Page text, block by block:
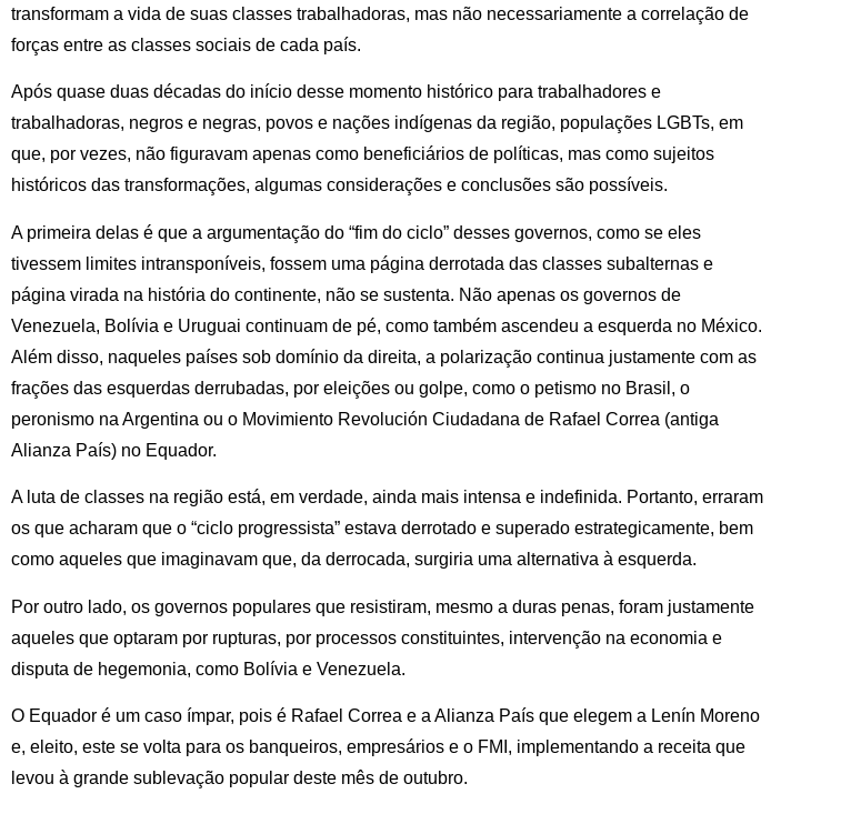
transformam a vida de suas classes trabalhadoras, mas não necessariamente a correlação de
forças entre as classes sociais de cada país.
Após quase duas décadas do início desse momento histórico para trabalhadores e
trabalhadoras, negros e negras, povos e nações indígenas da região, populações LGBTs, em
que, por vezes, não figuravam apenas como beneficiários de políticas, mas como sujeitos
históricos das transformações, algumas considerações e conclusões são possíveis.
A primeira delas é que a argumentação do “fim do ciclo” desses governos, como se eles
tivessem limites intransponíveis, fossem uma página derrotada das classes subalternas e
página virada na história do continente, não se sustenta. Não apenas os governos de
Venezuela, Bolívia e Uruguai continuam de pé, como também ascendeu a esquerda no México.
Além disso, naqueles países sob domínio da direita, a polarização continua justamente com as
frações das esquerdas derrubadas, por eleições ou golpe, como o petismo no Brasil, o
peronismo na Argentina ou o Movimiento Revolución Ciudadana de Rafael Correa (antiga
Alianza País) no Equador.
A luta de classes na região está, em verdade, ainda mais intensa e indefinida. Portanto, erraram
os que acharam que o “ciclo progressista” estava derrotado e superado estrategicamente, bem
como aqueles que imaginavam que, da derrocada, surgiria uma alternativa à esquerda.
Por outro lado, os governos populares que resistiram, mesmo a duras penas, foram justamente
aqueles que optaram por rupturas, por processos constituintes, intervenção na economia e
disputa de hegemonia, como Bolívia e Venezuela.
O Equador é um caso ímpar, pois é Rafael Correa e a Alianza País que elegem a Lenín Moreno
e, eleito, este se volta para os banqueiros, empresários e o FMI, implementando a receita que
levou à grande sublevação popular deste mês de outubro.